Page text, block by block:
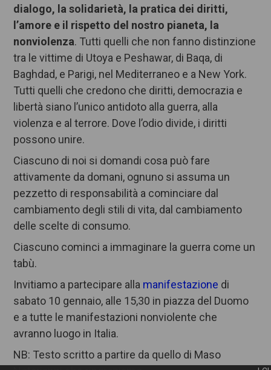
dialogo, la solidarietà, la pratica dei diritti,
l’amore e il rispetto del nostro pianeta, la
nonviolenza. Tutti quelli che non fanno distinzione
tra le vittime di Utoya e Peshawar, di Baqa, di
Baghdad, e Parigi, nel Mediterraneo e a New York.
Tutti quelli che credono che diritti, democrazia e
libertà siano l’unico antidoto alla guerra, alla
violenza e al terrore. Dove l’odio divide, i diritti
possono unire.
Ciascuno di noi si domandi cosa può fare
attivamente da domani, ognuno si assuma un
pezzetto di responsabilità a cominciare dal
cambiamento degli stili di vita, dal cambiamento
delle scelte di consumo.
Ciascuno cominci a immaginare la guerra come un
tabù.
Invitiamo a partecipare alla manifestazione di
sabato 10 gennaio, alle 15,30 in piazza del Duomo
e a tutte le manifestazioni nonviolente che
avranno luogo in Italia.
NB: Testo scritto a partire da quello di Maso